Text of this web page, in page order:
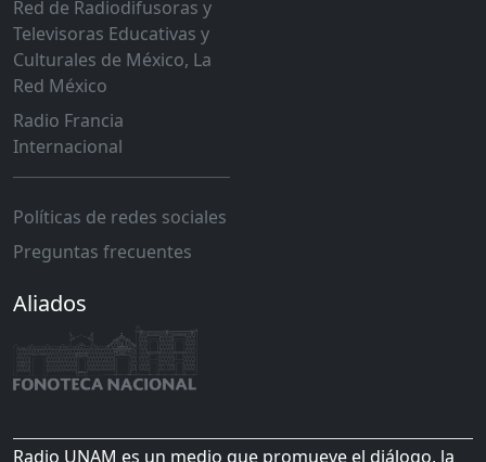
Red de Radiodifusoras y
Televisoras Educativas y
Culturales de México, La
Red México
Radio Francia
Internacional
Políticas de redes sociales
Preguntas frecuentes
Aliados
Radio UNAM es un medio que promueve el diálogo, la